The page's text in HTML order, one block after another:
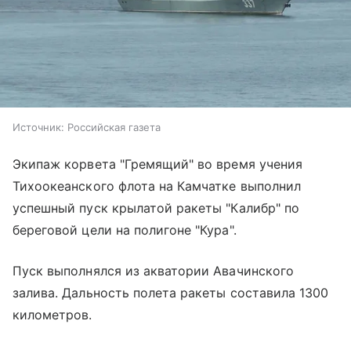
Источник: Российская газета
Экипаж корвета "Гремящий" во время учения
Тихоокеанского флота на Камчатке выполнил
успешный пуск крылатой ракеты "Калибр" по
береговой цели на полигоне "Кура".
Пуск выполнялся из акватории Авачинского
залива. Дальность полета ракеты составила 1300
километров.